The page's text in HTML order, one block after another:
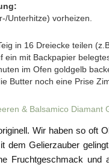
Unterhitze) vorheizen.
in 16 Dreiecke teilen
mit Backpapier
im Ofen goldgelb
Butter noch eine Prise
Wir haben so oft
dem Gelierzauber
Fruchtgeschmack und